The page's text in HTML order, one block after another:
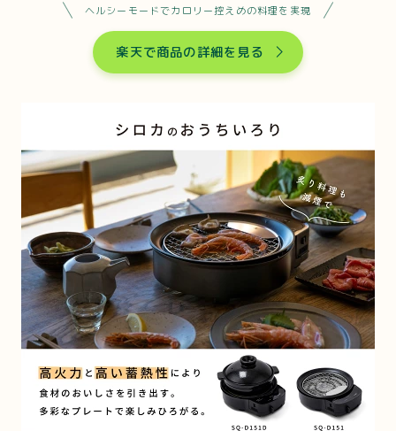
ヘルシーモードでカロリー控えめの料理を実現
楽天で商品の詳細を見る